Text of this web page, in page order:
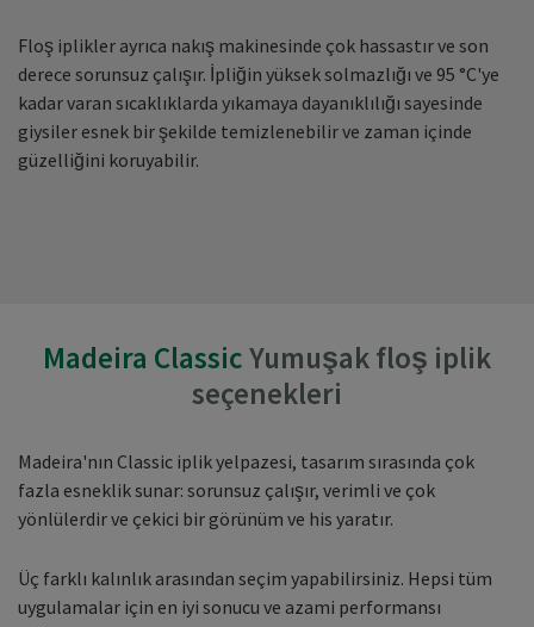
Floş iplikler ayrıca nakış makinesinde çok hassastır ve son
derece sorunsuz çalışır. İpliğin yüksek solmazlığı ve 95 °C'ye
kadar varan sıcaklıklarda yıkamaya dayanıklılığı sayesinde
giysiler esnek bir şekilde temizlenebilir ve zaman içinde
güzelliğini koruyabilir.
Madeira ClassicYumuşak floş iplik
seçenekleri
Madeira'nın Classic iplik yelpazesi, tasarım sırasında çok
fazla esneklik sunar: sorunsuz çalışır, verimli ve çok
yönlülerdir ve çekici bir görünüm ve his yaratır.
Üç farklı kalınlık arasından seçim yapabilirsiniz. Hepsi tüm
uygulamalar için en iyi sonucu ve azami performansı